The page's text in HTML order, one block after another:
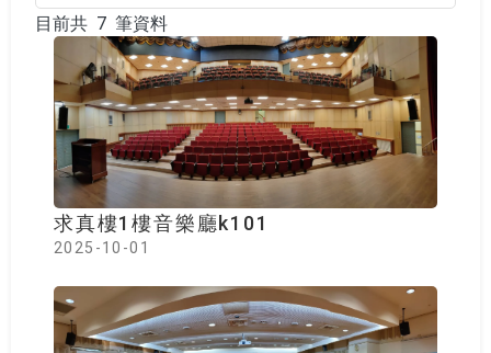
目前共 7 筆資料
目前共 7 筆資料
求真樓1樓音樂廳k101
2025-10-01